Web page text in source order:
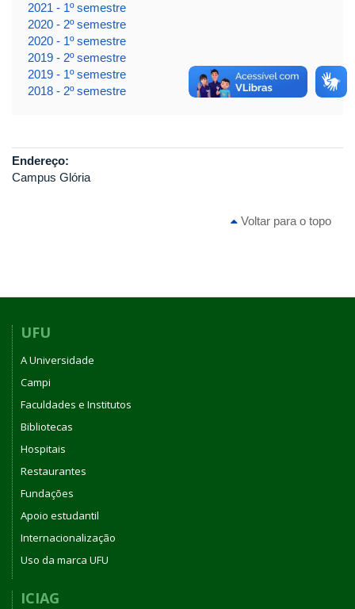
2021 - 1º semestre
2020 - 2º semestre
2020 - 1º semestre
2019 - 2º semestre
2019 - 1º semestre
2018 - 2º semestre
Endereço:
Campus Glória
Voltar para o topo
UFU
A Universidade
Campi
Faculdades e Institutos
Bibliotecas
Hospitais
Restaurantes
Fundações
Apoio estudantil
Internacionalização
Uso da marca UFU
ICIAG